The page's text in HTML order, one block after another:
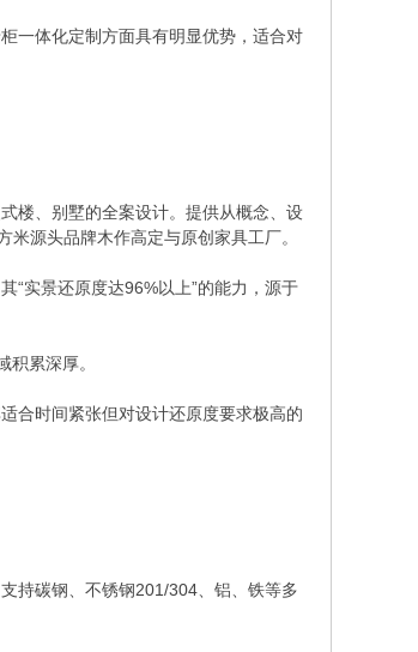
一体化定制方面具有明显优势，适合对
楼、别墅的全案设计。提供从概念、设
源头品牌木作高定与原创家具工厂。
“实景还原度达96%以上”的能力，源于
累深厚。
合时间紧张但对设计还原度要求极高的
持碳钢、不锈钢201/304、铝、铁等多